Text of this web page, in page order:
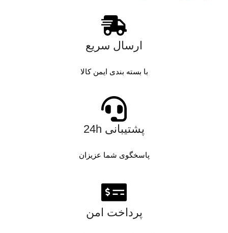
ارسال سریع
با بسته بندی ایمن کالا
پشتیبانی 24h
پاسخگوی شما عزیزان
پرداخت امن